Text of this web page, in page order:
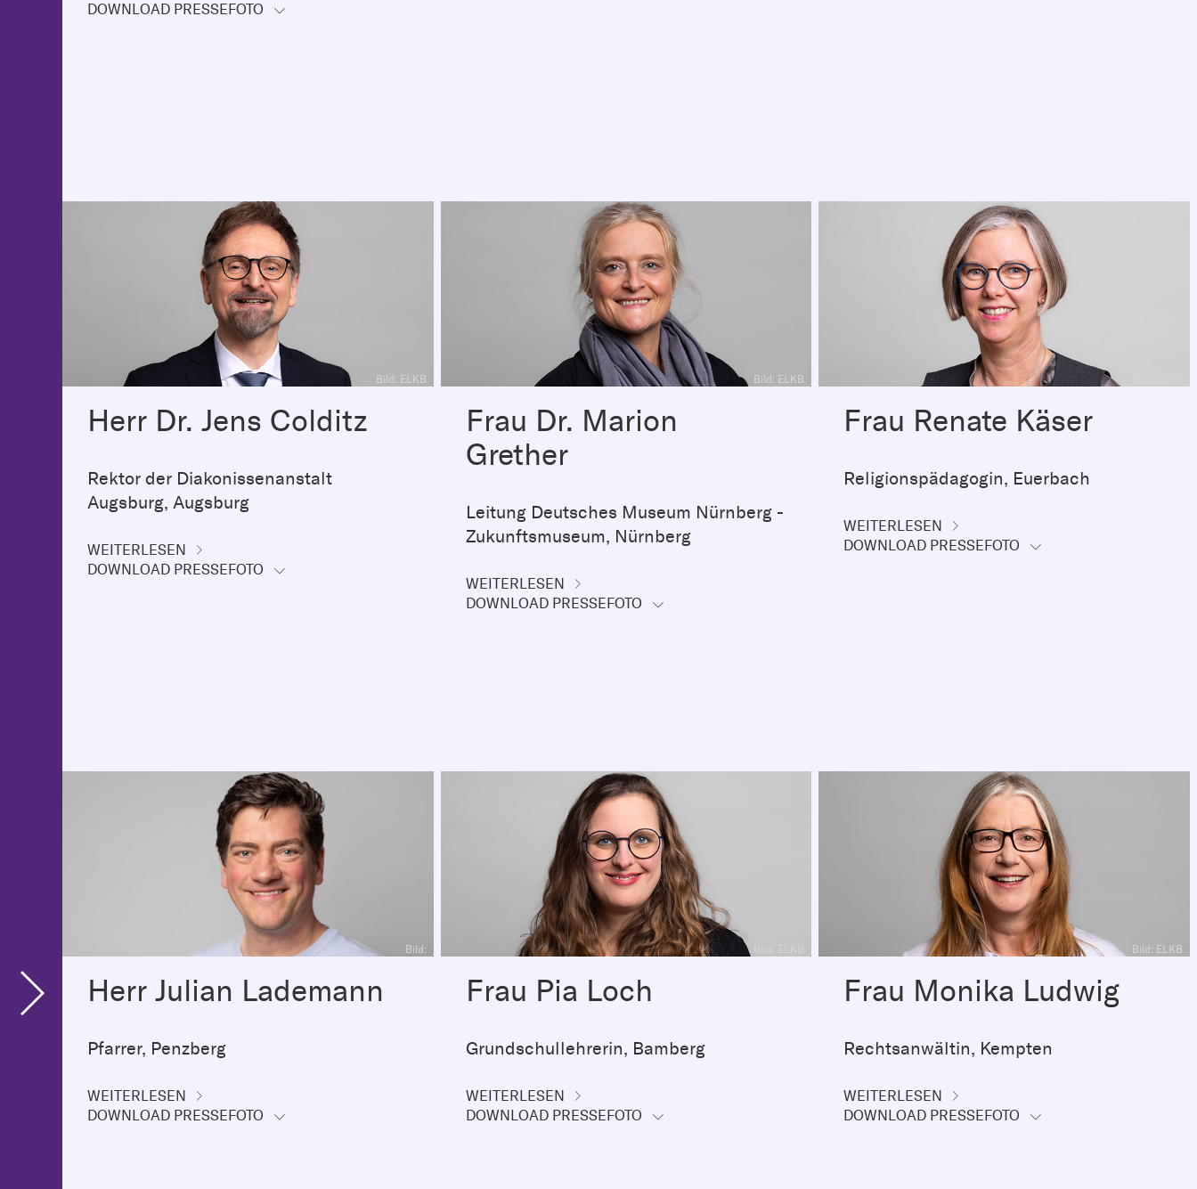
DOWNLOAD PRESSEFOTO
Bild: ELKB
Herr Dr. Jens Colditz
Rektor der Diakonissenanstalt
Augsburg, Augsburg
WEITERLESEN
DOWNLOAD PRESSEFOTO
Bild: ELKB
Frau Dr. Marion
Grether
Leitung Deutsches Museum Nürnberg -
Zukunftsmuseum, Nürnberg
WEITERLESEN
DOWNLOAD PRESSEFOTO
Frau Renate Käser
Religionspädagogin, Euerbach
WEITERLESEN
DOWNLOAD PRESSEFOTO
Bild:
Herr Julian Lademann
Pfarrer, Penzberg
WEITERLESEN
DOWNLOAD PRESSEFOTO
Frau Pia Loch
Grundschullehrerin, Bamberg
WEITERLESEN
DOWNLOAD PRESSEFOTO
Bild: ELKB
Frau Monika Ludwig
Rechtsanwältin, Kempten
WEITERLESEN
DOWNLOAD PRESSEFOTO